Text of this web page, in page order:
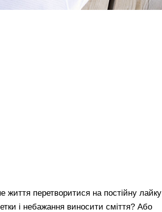
життя перетворитися на постійну лайку
і небажання виносити сміття? Або